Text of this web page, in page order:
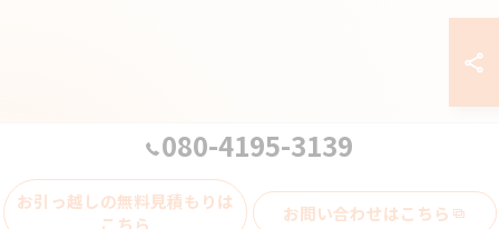
080-4195-3139
お引っ越しの無料見積もりは
こちら
お問い合わせはこちら
© 2026 千葉県柏市の不用品回収なら便利屋TRY株式会社 ALL RIGHTS
RESERVED.